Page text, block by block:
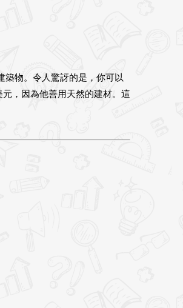
築物。令人驚訝的是，你可以
，因為他善用天然的建材。這